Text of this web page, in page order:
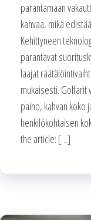
parantamaan
kahvaa, mikä
Kehittyneen
parantavat
laajat
mukaisesti. Golfarit
paino, kahvan koko
henkilökohtaisen
the article: […]